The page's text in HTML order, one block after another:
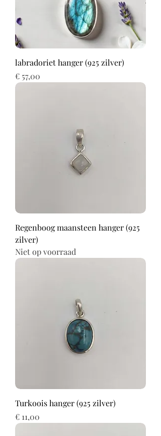
labradoriet hanger (925 zilver)
Prijs
€ 57,00
Regenboog maansteen hanger (925
zilver)
Niet op voorraad
Turkoois hanger (925 zilver)
Prijs
€ 11,00